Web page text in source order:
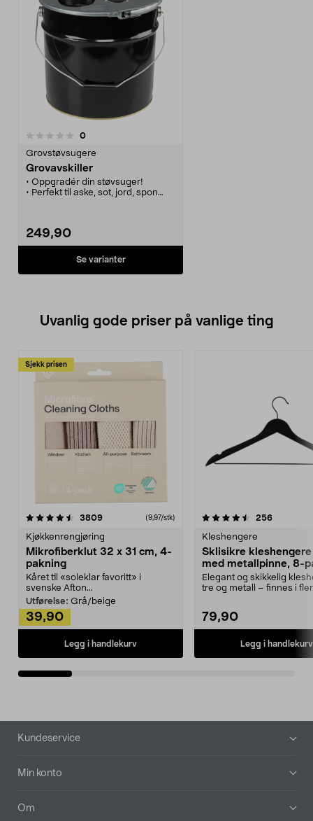
0anmeldelser
Grovstøvsugere
Grovavskiller
• Oppgradér din støvsuger!
• Perfekt til aske, sot, jord, spon
249,90
Se varianter
Uvanlig gode priser på vanlige ting
Sjekk prisen
3809anmeldelser(9,97/stk)
Kjøkkenrengjøring
Mikrofiberklut 32 x 31 cm, 4-
pakning
Kåret til «soleklar favoritt» i
svenske Afton...
Utførelse: Grå/beige
39,90
Legg i handlekurv
4.5av 5 stjerner 256
Kleshengere
Sklisikre
med metallpinne, 8-
Elegant og skikkelig
tre og metall – finnes i
79,90
Legg i handlekurv
4.5av 5 stjerner
Bunntekst
Kundeservice
Min konto
Om